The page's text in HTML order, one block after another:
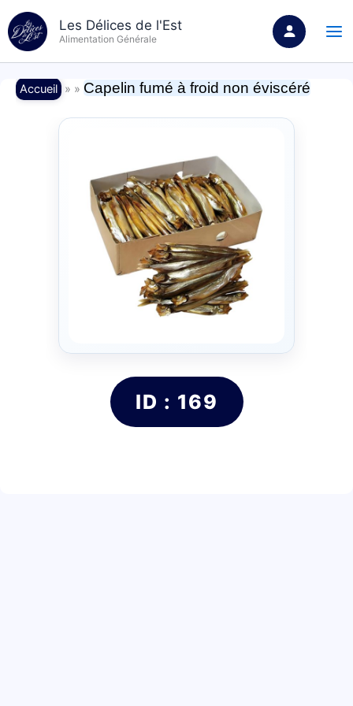
au
contenu
Les Délices de l'Est
Alimentation Générale
Accueil » » Capelin fumé à froid non éviscéré
ID : 169